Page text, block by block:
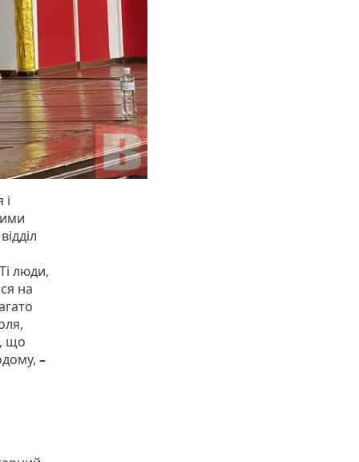
люди,
на
що
–